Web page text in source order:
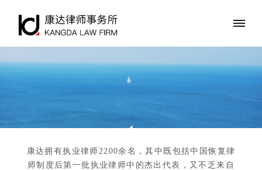
康达拥有执业律师2200余名，其中既包括中国恢复律
师制度后第一批执业律师中的杰出代表，又不乏来自